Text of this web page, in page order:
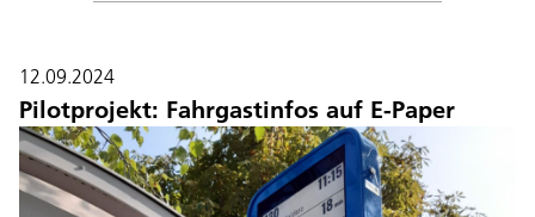
12.09.2024
Pilotprojekt: Fahrgastinfos auf E-Paper